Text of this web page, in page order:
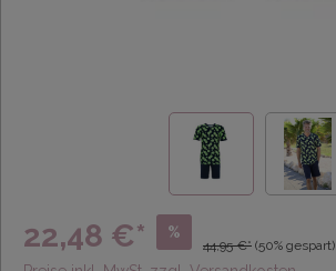
22,48 €* %
44,95 €* (50% gespart)